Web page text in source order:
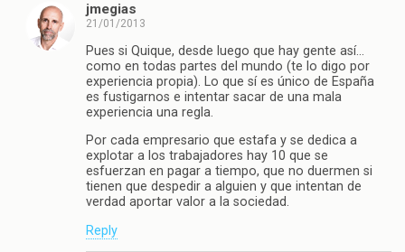
jmegias
21/01/2013
Pues si Quique, desde luego que hay gente así…
como en todas partes del mundo (te lo digo por
experiencia propia). Lo que sí es único de España
es fustigarnos e intentar sacar de una mala
experiencia una regla.
Por cada empresario que estafa y se dedica a
explotar a los trabajadores hay 10 que se
esfuerzan en pagar a tiempo, que no duermen si
tienen que despedir a alguien y que intentan de
verdad aportar valor a la sociedad.
Reply